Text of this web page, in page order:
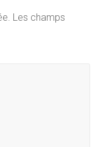
Les champs